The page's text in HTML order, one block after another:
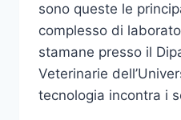
sono queste le
complesso di
stamane presso il
Veterinarie
tecnologia incontra i